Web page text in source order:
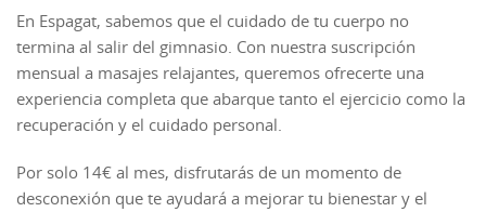
En Espagat, sabemos que el cuidado de tu cuerpo no
termina al salir del gimnasio. Con nuestra suscripción
mensual a masajes relajantes, queremos ofrecerte una
experiencia completa que abarque tanto el ejercicio como la
recuperación y el cuidado personal.
Por solo 14€ al mes, disfrutarás de un momento de
desconexión que te ayudará a mejorar tu bienestar y el